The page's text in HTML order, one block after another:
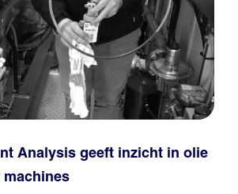
Analysis geeft inzicht in olie